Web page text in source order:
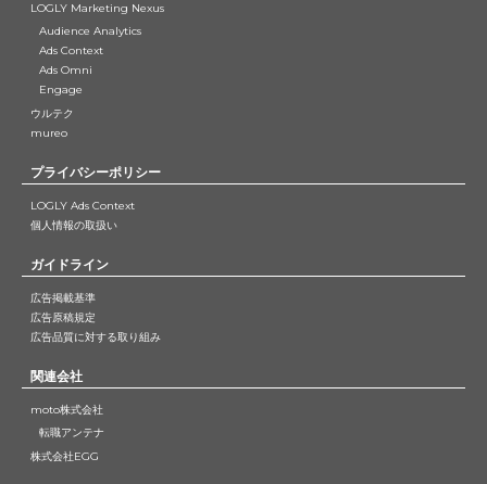
LOGLY Marketing Nexus
Audience Analytics
Ads Context
Ads Omni
Engage
ウルテク
mureo
プライバシーポリシー
LOGLY Ads Context
個人情報の取扱い
ガイドライン
広告掲載基準
広告原稿規定
広告品質に対する取り組み
関連会社
moto株式会社
転職アンテナ
株式会社EGG